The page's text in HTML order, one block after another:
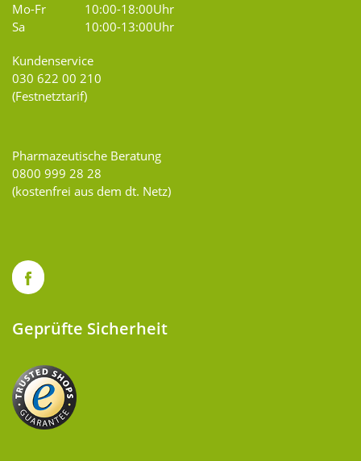
Mo-Fr
10:00-18:00Uhr
Sa
10:00-13:00Uhr
Kundenservice
030 622 00 210
(Festnetztarif)
Pharmazeutische Beratung
0800 999 28 28
(kostenfrei aus dem dt. Netz)
Geprüfte Sicherheit